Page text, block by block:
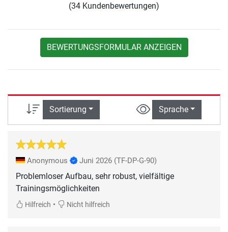
(34 Kundenbewertungen)
BEWERTUNGSFORMULAR ANZEIGEN
Sortierung Sprache
Anonymous Juni 2026 (TF-DP-G-90)
Problemloser Aufbau, sehr robust, vielfältige
Trainingsmöglichkeiten
Hilfreich • Nicht hilfreich